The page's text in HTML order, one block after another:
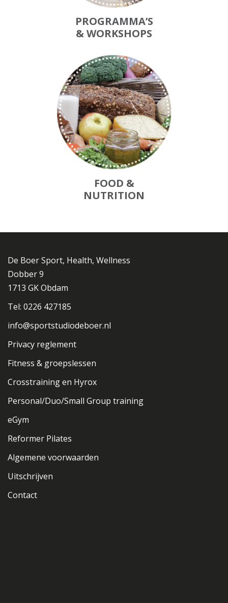
PROGRAMMA’S
& WORKSHOPS
FOOD &
NUTRITION
De Boer Sport, Health, Wellness
Dobber 9
1713 GK Obdam
Tel: 0226 427185
info@sportstudiodeboer.nl
Privacy reglement
Fitness & groepslessen
Crosstraining en Hyrox
Personal/Duo/Small Group training
eGym
Reformer Pilates
Algemene voorwaarden
Uitschrijven
Contact